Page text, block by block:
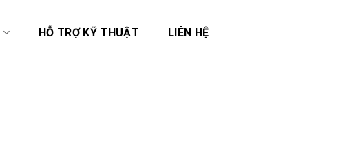
HỖ TRỢ KỸ THUẬT LIÊN HỆ